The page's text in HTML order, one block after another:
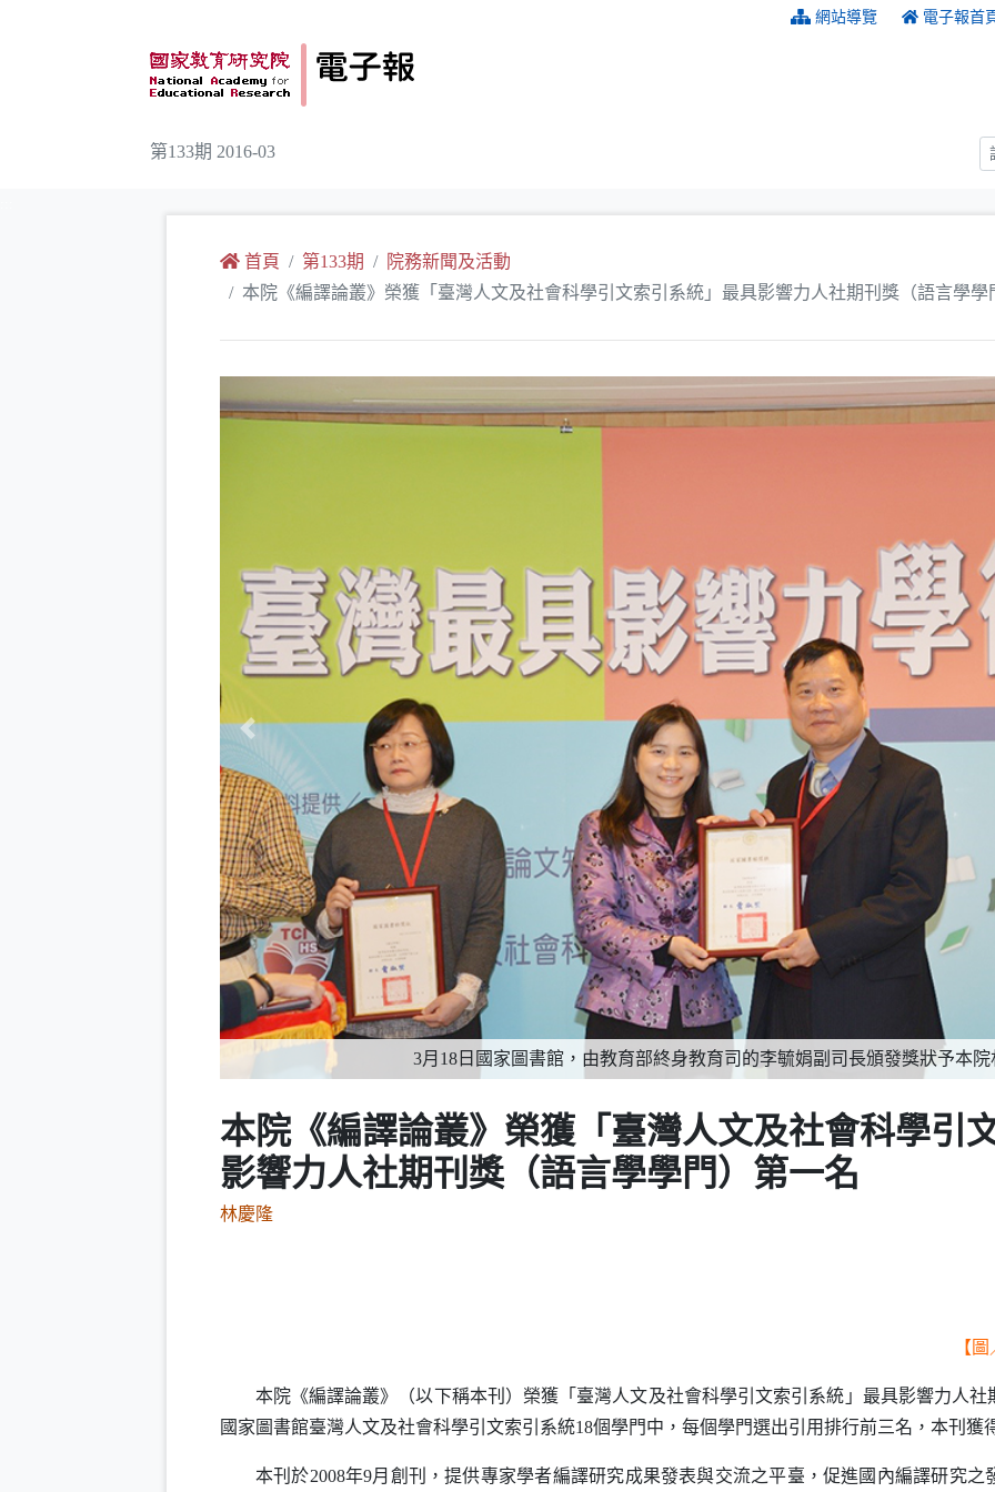
網站導覽 電子報首
第133期 2016-03
首頁 第133期
院務新聞及活動
本院《編譯論叢》榮獲「臺灣人文及社會科學引文索引系統」最具影響力人社期刊獎（語言學學
3月18日國家圖書館，由教育部終身教育司的李毓娟副司長頒發獎狀予本
本院《編譯論叢》榮獲「臺灣人文及社會科學引
影響力人社期刊獎（語言學學門）第一名
林慶隆
【
本院《編譯論叢》（以下稱本刊）榮獲「臺灣人文及社會科學引文索引系統」最具影響力人社
國家圖書館臺灣人文及社會科學引文索引系統18個學門中，每個學門選出引用排行前三名，本刊獲
本刊於2008年9月創刊，提供專家學者編譯研究成果發表與交流之平臺，促進國內編譯研究